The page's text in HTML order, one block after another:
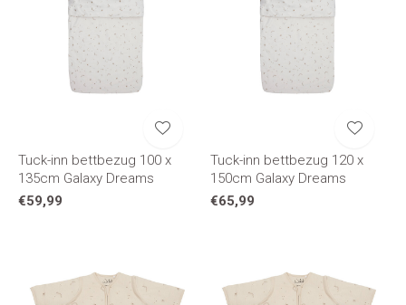
Tuck-inn bettbezug 100 x
135cm Galaxy Dreams
€59,99
Tuck-inn bettbezug 120 x
150cm Galaxy Dreams
€65,99